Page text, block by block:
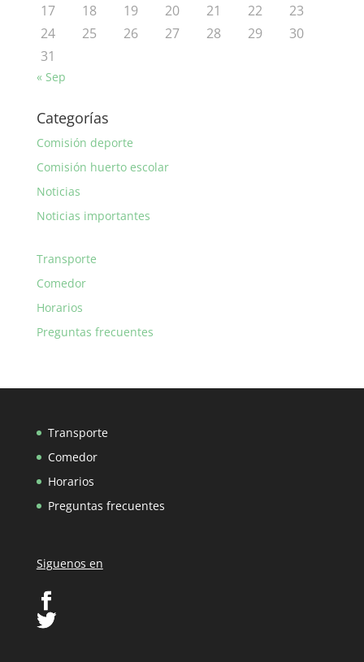
17
18 19 20 21 22
23
24
25 26 27 28 29
30
31
« Sep
Categorías
Comisión deporte
Comisión huerto escolar
Noticias
Noticias importantes
Transporte
Comedor
Horarios
Preguntas frecuentes
Transporte
Comedor
Horarios
Preguntas frecuentes
Siguenos en